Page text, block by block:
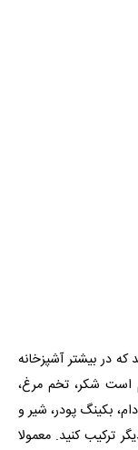
که در بیشتر آشپزخانه
است شکر، تخم مرغ،
بکینگ پودر، شیر و
ترکیب کنید. معمولا